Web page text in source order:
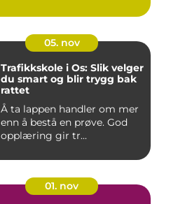
05. nov
Trafikkskole i Os: Slik velger
du smart og blir trygg bak
rattet
Å ta lappen handler om mer
enn å bestå en prøve. God
opplæring gir tr...
01. nov